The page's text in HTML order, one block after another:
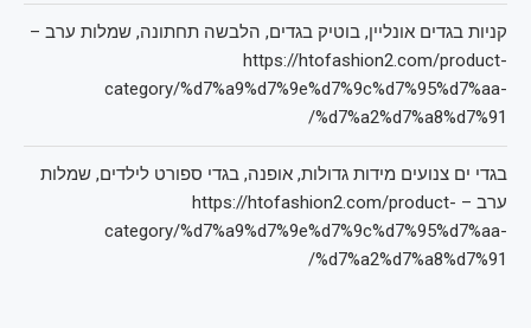
קניות בגדים אונליין, בוטיק בגדים, הלבשה תחתונה, שמלות ערב –
https://htofashion2.com/product-
category/%d7%a9%d7%9e%d7%9c%d7%95%d7%aa-
%d7%a2%d7%a8%d7%91/
בגדי ים צנועים מידות גדולות, אופנה, בגדי ספורט לילדים, שמלות
ערב – https://htofashion2.com/product-
category/%d7%a9%d7%9e%d7%9c%d7%95%d7%aa-
%d7%a2%d7%a8%d7%91/